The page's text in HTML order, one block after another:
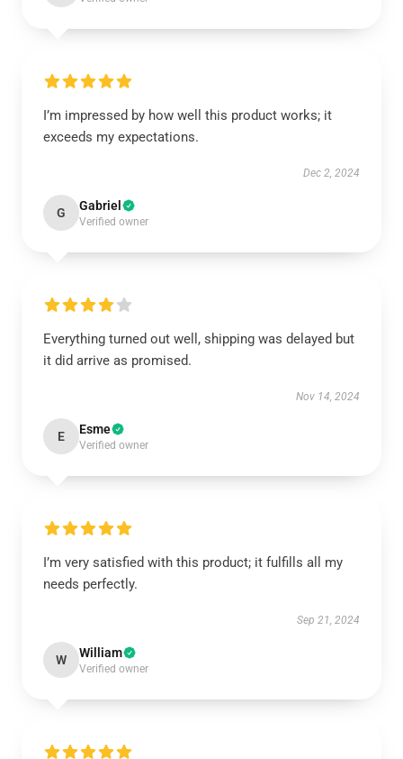
I’m impressed by how well this product works; it
exceeds my expectations.
Dec 2, 2024
G Gabriel
Verified owner
Everything turned out well, shipping was delayed but
it did arrive as promised.
Nov 14, 2024
E Esme
Verified owner
I’m very satisfied with this product; it fulfills all my
needs perfectly.
Sep 21, 2024
W William
Verified owner